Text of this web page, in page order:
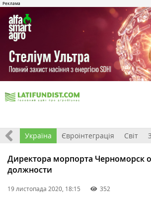
Все Україна Євроінтеграція Світ
Директора морпорта Черноморск
должности
19 листопада 2020, 18:15 352